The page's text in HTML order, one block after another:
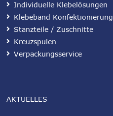
Individuelle Klebelösungen
Klebeband Konfektionierung
Stanzteile / Zuschnitte
Kreuzspulen
Verpackungsservice
AKTUELLES